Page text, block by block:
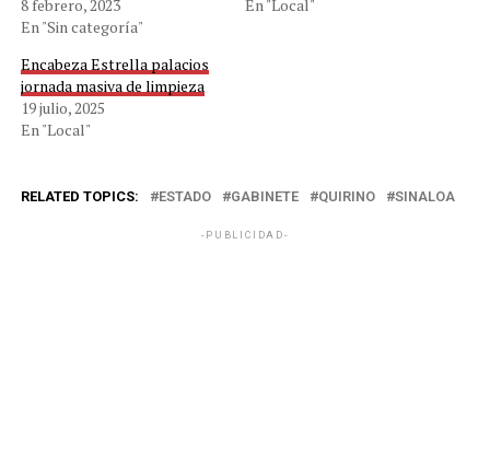
8 febrero, 2023
En "Sin categoría"
En "Local"
Encabeza Estrella palacios
jornada masiva de limpieza
19 julio, 2025
En "Local"
RELATED TOPICS: ESTADO GABINETE QUIRINO SINALOA
-PUBLICIDAD-